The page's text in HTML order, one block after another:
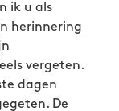
ik u als
herinnering
vergeten.
dagen
De